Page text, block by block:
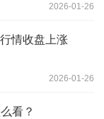
2026-01-26
情收盘上涨
2026-01-26
看？